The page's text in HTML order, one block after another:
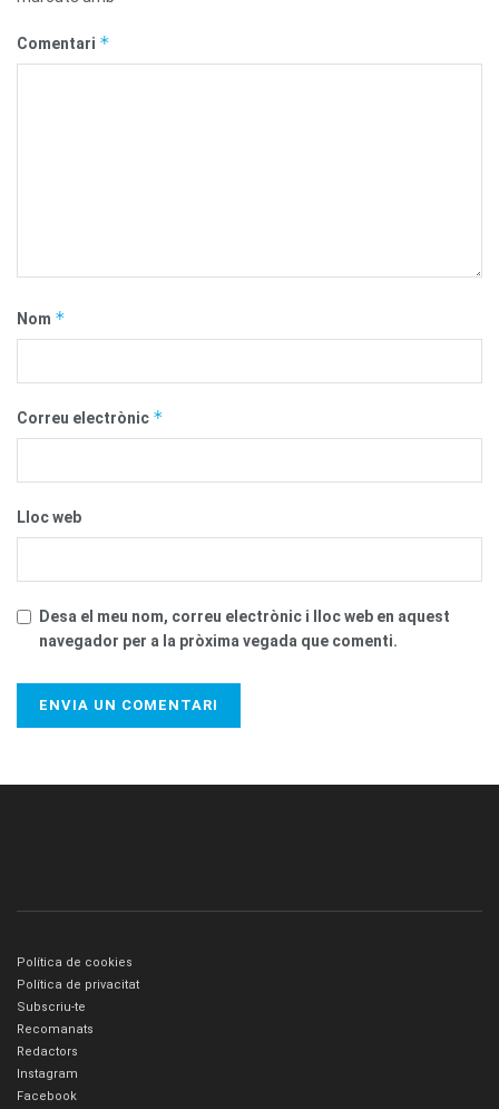
Comentari *
Nom *
Correu electrònic *
Lloc web
Desa el meu nom, correu electrònic i lloc web en aquest
navegador per a la pròxima vegada que comenti.
Política de cookies
Política de privacitat
Subscriu-te
Recomanats
Redactors
Instagram
Facebook